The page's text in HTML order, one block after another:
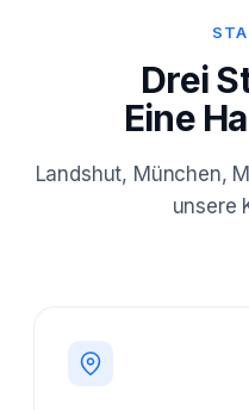
Drei
Eine
Landshut, München,
unsere